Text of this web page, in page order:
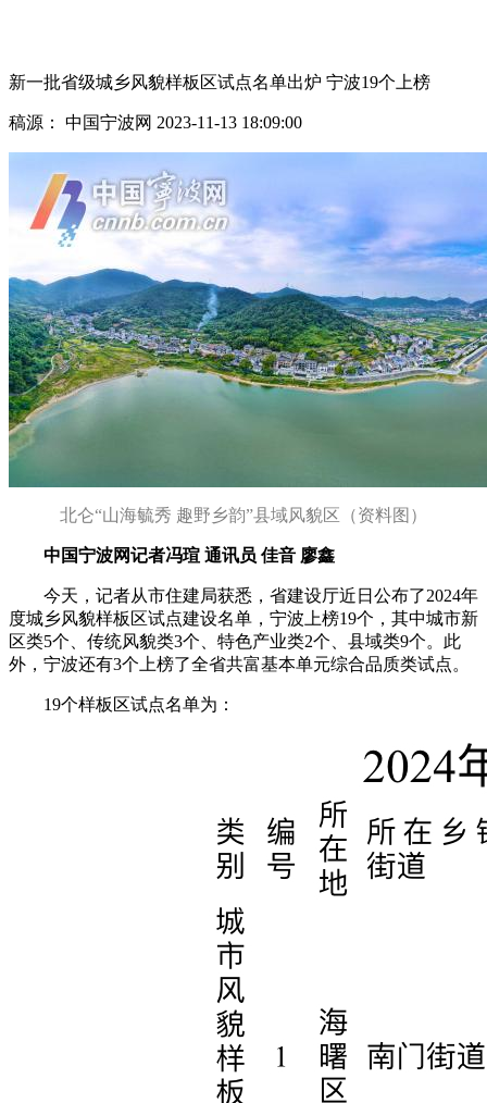
新一批省级城乡风貌样板区试点名单出炉 宁波19个上榜
稿源： 中国宁波网 2023-11-13 18:09:00
北仑“山海毓秀 趣野乡韵”县域风貌区（资料图）
中国宁波网记者冯瑄 通讯员 佳音 廖鑫
今天，记者从市住建局获悉，省建设厅近日公布了2024年
度城乡风貌样板区试点建设名单，宁波上榜19个，其中城市新
区类5个、传统风貌类3个、特色产业类2个、县域类9个。此
外，宁波还有3个上榜了全省共富基本单元综合品质类试点。
19个样板区试点名单为：